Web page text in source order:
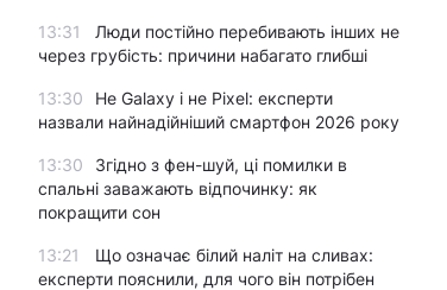
13:31
Люди постійно перебивають інших не
через грубість: причини набагато глибші
13:30
Не Galaxy і не Pixel: експерти
назвали найнадійніший смартфон 2026 року
13:30
Згідно з фен-шуй, ці помилки в
спальні заважають відпочинку: як
покращити сон
13:21
Що означає білий наліт на сливах:
експерти пояснили, для чого він потрібен